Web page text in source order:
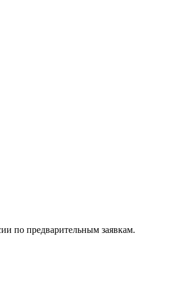
по предварительным заявкам.